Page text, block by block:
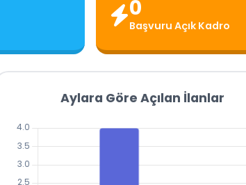
0
Başvuru Açık Kadro
Aylara Göre Açılan İlanlar